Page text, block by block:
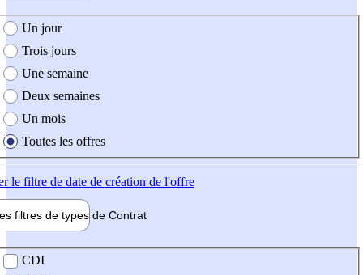
création de l'offre
Un jour
Trois jours
Une semaine
Deux semaines
Un mois
Toutes les offres
le filtre de date de création de l'offre
filtres de types de Contrat
contrat
CDI